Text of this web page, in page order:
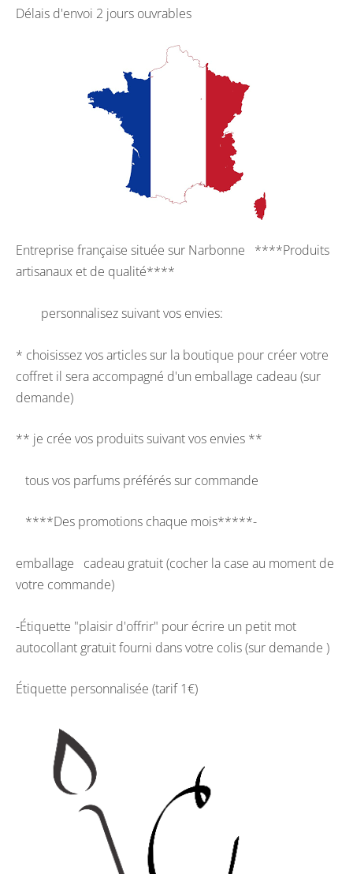
Délais d'envoi 2 jours ouvrables
Entreprise française située sur Narbonne ****Produits
artisanaux et de qualité****
personnalisez suivant vos envies:
* choisissez vos articles sur la boutique pour créer votre
coffret il sera accompagné d'un emballage cadeau (sur
demande)
** je crée vos produits suivant vos envies **
tous vos parfums préférés sur commande
****Des promotions chaque mois*****-
emballage cadeau gratuit (cocher la case au moment de
votre commande)
-Étiquette "plaisir d'offrir" pour écrire un petit mot
autocollant gratuit fourni dans votre colis (sur demande )
Étiquette personnalisée (tarif 1€)